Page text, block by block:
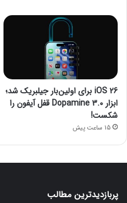
iOS 26 برای اولین‌بار جیلبریک شد؛
ابزار Dopamine 3.0 قفل آیفون را
شکست!
15 ساعت پیش
پربازدیدترین مطالب